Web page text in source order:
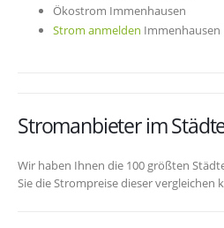
Ökostrom Immenhausen
Strom anmelden Immenhausen
Stromanbieter im
Wir haben Ihnen die 100 größten
Sie die Strompreise dieser vergleichen